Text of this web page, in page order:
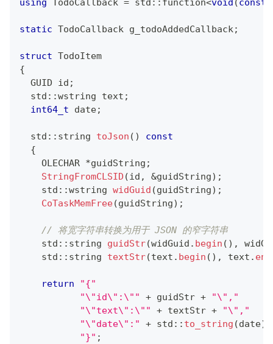
using TodoCallback = std :: function<void ( const
static TodoCallback g_todoAddedCallback;
struct TodoItem
{
  GUID id
;
  std
::wstring text ;
int64_t date;
  std
:: string toJson ( )
const
{
    OLECHAR
*guidString ;
StringFromCLSID (id , &guidString) ;
    std
::wstring widGuid (guidString) ;
CoTaskMemFree(guidString) ;
// 将宽字符串转换为用于 JSON 的窄字符串
    std
:: string guidStr(widGuid . begin ( ) ,
    std
:: string textStr(text . begin ( ) , text . end
return
"{"
"\"id\":\""
+ guidStr +
"\","
"\"text\":\""
+ textStr +
"\","
"\"date\":"
+ std :: to_string (date)
"}" ;